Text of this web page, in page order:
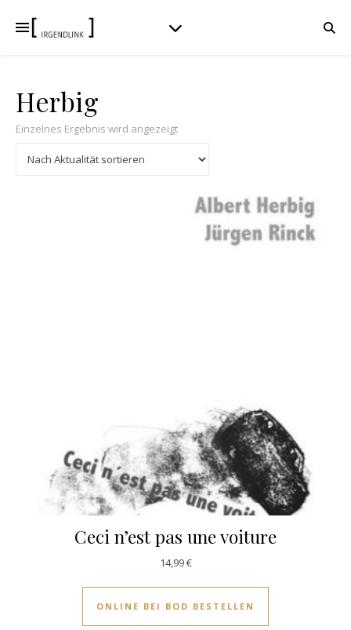
Herbig
Einzelnes Ergebnis wird angezeigt
Ceci n’est pas une voiture
14,99€
ONLINE BEI BOD BESTELLEN